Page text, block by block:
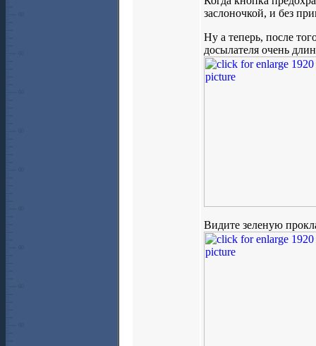
заслоночкой, и без
Ну а теперь, после
досылателя очень
Видите зеленую